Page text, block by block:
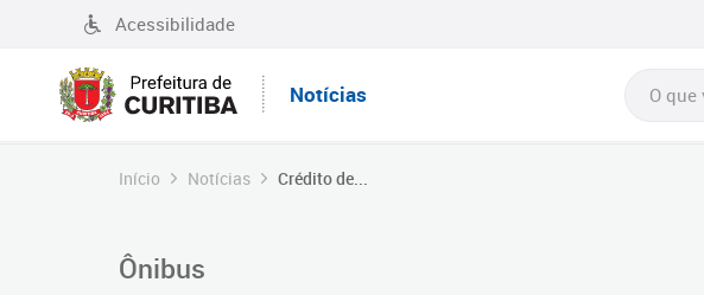
Acessibilidade
Notícias
Início Notícias Crédito de...
Ônibus